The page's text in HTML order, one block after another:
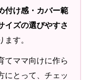
付け感・カバー範
イズの選びやすさ
す。
てママ向けに作ら
にとって、チェッ